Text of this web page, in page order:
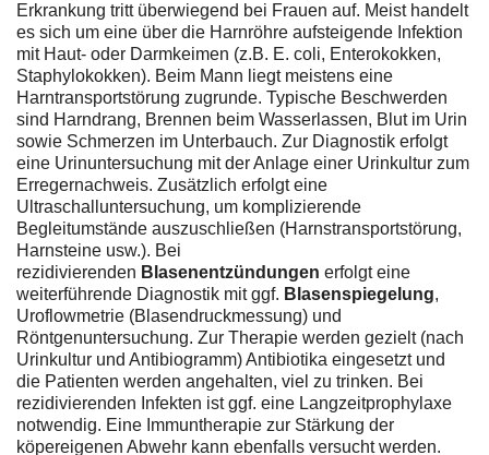
Erkrankung tritt überwiegend bei Frauen auf. Meist handelt
es sich um eine über die Harnröhre aufsteigende Infektion
mit Haut- oder Darmkeimen (z.B. E. coli, Enterokokken,
Staphylokokken). Beim Mann liegt meistens eine
Harntransportstörung zugrunde. Typische Beschwerden
sind Harndrang, Brennen beim Wasserlassen, Blut im Urin
sowie Schmerzen im Unterbauch. Zur Diagnostik erfolgt
eine Urinuntersuchung mit der Anlage einer Urinkultur zum
Erregernachweis. Zusätzlich erfolgt eine
Ultraschalluntersuchung, um komplizierende
Begleitumstände auszuschließen (Harnstransportstörung,
Harnsteine usw.). Bei
rezidivierenden Blasenentzündungen erfolgt eine
weiterführende Diagnostik mit ggf. Blasenspiegelung,
Uroflowmetrie (Blasendruckmessung) und
Röntgenuntersuchung. Zur Therapie werden gezielt (nach
Urinkultur und Antibiogramm) Antibiotika eingesetzt und
die Patienten werden angehalten, viel zu trinken. Bei
rezidivierenden Infekten ist ggf. eine Langzeitprophylaxe
notwendig. Eine Immuntherapie zur Stärkung der
köpereigenen Abwehr kann ebenfalls versucht werden.